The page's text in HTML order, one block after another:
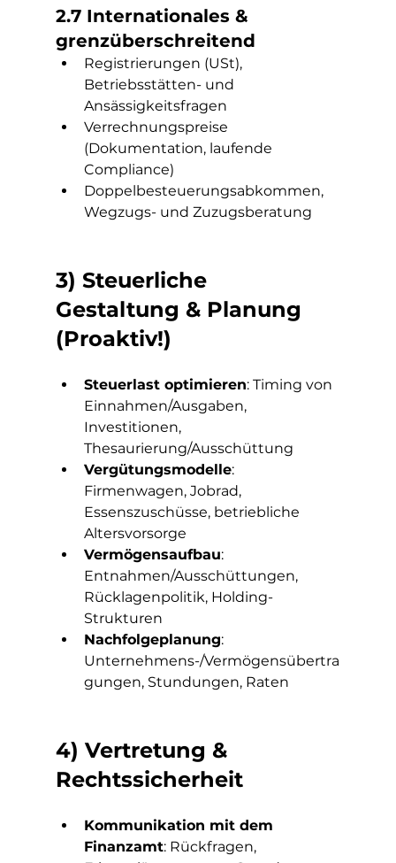
2.7 Internationales &
grenzüberschreitend
Registrierungen (USt),
Betriebsstätten- und
Ansässigkeitsfragen
Verrechnungspreise
(Dokumentation, laufende
Compliance)
Doppelbesteuerungsabkommen,
Wegzugs- und Zuzugsberatung
3) Steuerliche
Gestaltung & Planung
(Proaktiv!)
Steuerlast optimieren: Timing von
Einnahmen/Ausgaben,
Investitionen,
Thesaurierung/Ausschüttung
Vergütungsmodelle:
Firmenwagen, Jobrad,
Essenszuschüsse, betriebliche
Altersvorsorge
Vermögensaufbau:
Entnahmen/Ausschüttungen,
Rücklagenpolitik, Holding-
Strukturen
Nachfolgeplanung:
Unternehmens-/Vermögensübertra
gungen, Stundungen, Raten
4) Vertretung &
Rechtssicherheit
Kommunikation mit dem
Finanzamt: Rückfragen,